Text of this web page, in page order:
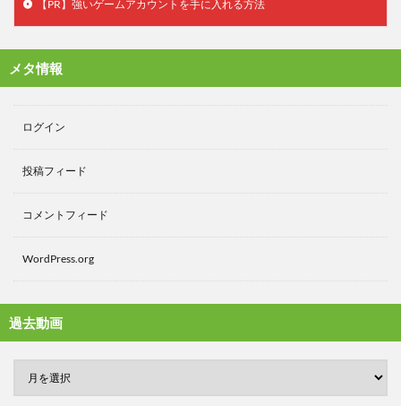
【PR】強いゲームアカウントを手に入れる方法
メタ情報
ログイン
投稿フィード
コメントフィード
WordPress.org
過去動画